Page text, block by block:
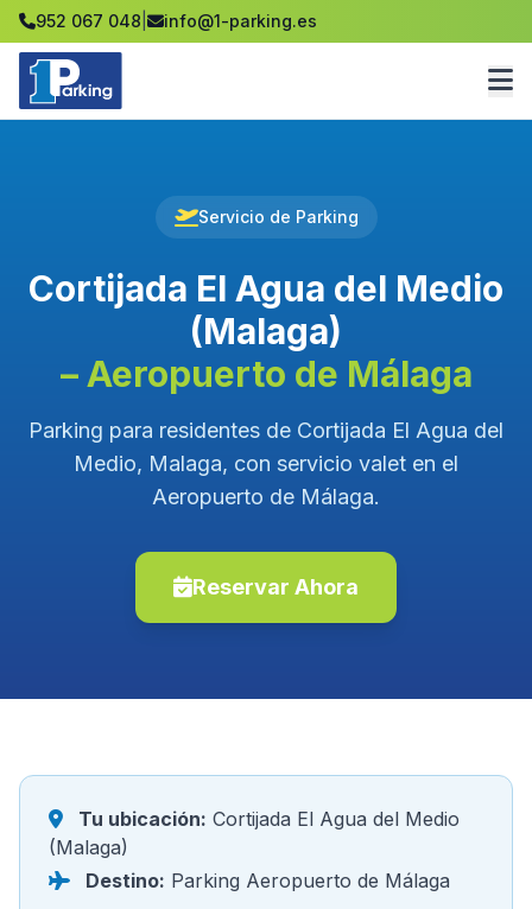
952 067 048 info@1-parking.es
Servicio de Parking
Cortijada El Agua del Medio
(Malaga)
– Aeropuerto de Málaga
Parking para residentes de Cortijada El Agua del
Medio, Malaga, con servicio valet en el
Aeropuerto de Málaga.
Reservar Ahora
Tu ubicación: Cortijada El Agua del Medio
(Malaga)
Destino: Parking Aeropuerto de Málaga